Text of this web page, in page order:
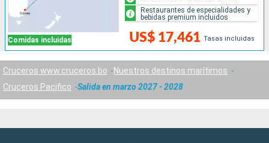
Comidas incluidas US$ 17,461 Tasas incluidas
Restaurantes de especialidades y
bebidas premium incluidos
Cruceros www.cruceros.bo
Nuestros destinos marítimos
Cruceros Pacifico
Salida en marzo 2027 - 2028